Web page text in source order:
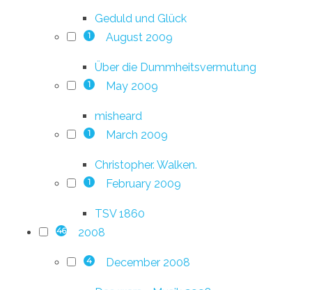
Geduld und Glück
1 August 2009
Über die Dummheitsvermutung
1 May 2009
misheard
1 March 2009
Christopher. Walken.
1 February 2009
TSV 1860
46 2008
4 December 2008